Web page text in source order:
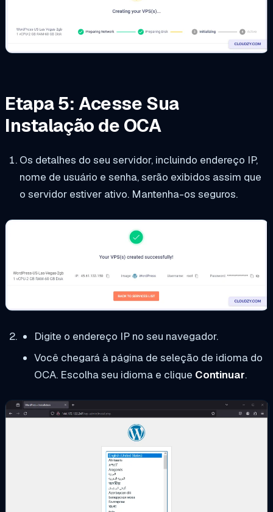
Etapa 5: Acesse Sua
Instalação de OCA
Os detalhes do seu servidor, incluindo endereço IP,
nome de usuário e senha, serão exibidos assim que
o servidor estiver ativo. Mantenha-os seguros.
Digite o endereço IP no seu navegador.
Você chegará à página de seleção de idioma do
OCA. Escolha seu idioma e clique Continuar.